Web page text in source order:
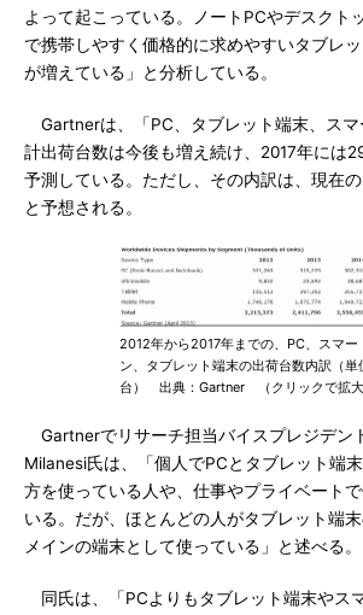
よって起こっている。ノートPCやデスクト
で携帯しやすく価格的に求めやすいタブレ
が増えている」と分析している。
Gartnerは、「PC、タブレット端末、スマ
計出荷台数は今後も増え続け、2017年には
予測している。ただし、その内訳は、現在
と予想される。
2012年から2017年までの、PC、スマー
ン、タブレット端末の出荷台数内訳（単
台） 出典：Gartner （クリックで拡大
Gartnerでリサーチ担当バイスプレジデン
Milanesi氏は、「個人でPCとタブレット端
方を使っている人や、仕事やプライベート
いる。だが、ほとんどの人がタブレット端末
メインの端末として使っている」と述べる。
同氏は、「PCよりもタブレット端末やス